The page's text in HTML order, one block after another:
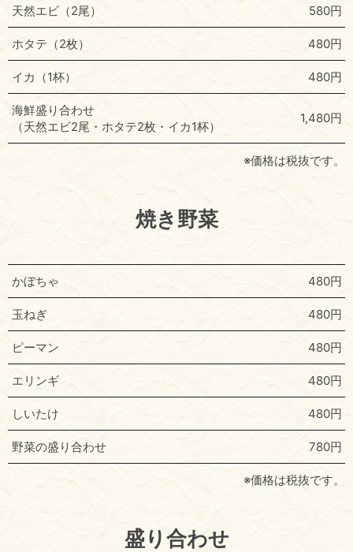
天然エビ（2尾） 580円
ホタテ（2枚） 480円
イカ（1杯） 480円
海鮮盛り合わせ
（天然エビ2尾・ホタテ2枚・イカ1杯）
1,480円
※価格は税抜です。
焼き野菜
かぼちゃ 480円
玉ねぎ 480円
ピーマン 480円
エリンギ 480円
しいたけ 480円
野菜の盛り合わせ 780円
※価格は税抜です。
盛り合わせ